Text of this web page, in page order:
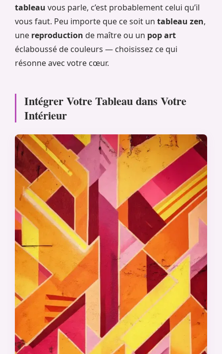
tableau vous parle, c’est probablement celui qu’il
vous faut. Peu importe que ce soit un tableau zen,
une reproduction de maître ou un pop art
éclaboussé de couleurs — choisissez ce qui
résonne avec votre cœur.
Intégrer Votre Tableau dans Votre
Intérieur